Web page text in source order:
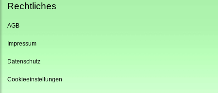
Rechtliches
AGB
Impressum
Datenschutz
Cookieeinstellungen